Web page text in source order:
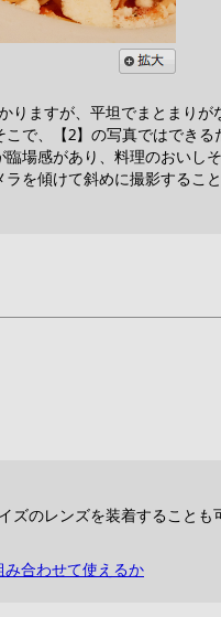
りますが、平坦でまとまりが
で、【2】の写真ではできる
場感があり、料理のおいし
を傾けて斜めに撮影するこ
ズのレンズを装着することも
合わせて使えるか